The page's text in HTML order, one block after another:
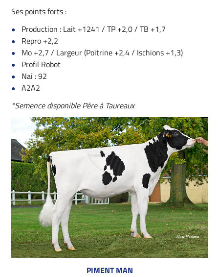
Ses points forts :
Production : Lait +1241 / TP +2,0 / TB +1,7
Repro +2,2
Mo +2,7 / Largeur (Poitrine +2,4 / Ischions +1,3)
Profil Robot
Nai : 92
A2A2
*Semence disponible Père à Taureaux
PIMENT MAN